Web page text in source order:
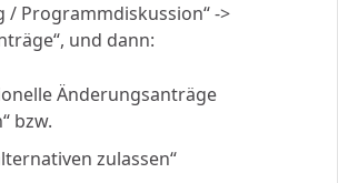
/ Programmdiskussion“ ->
und dann:
Änderungsanträge
bzw.
zulassen“